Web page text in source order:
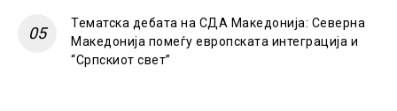
Тематска дебата на СДА Македонија: Северна
Македонија помеѓу европската интеграција и
“Српскиот свет”